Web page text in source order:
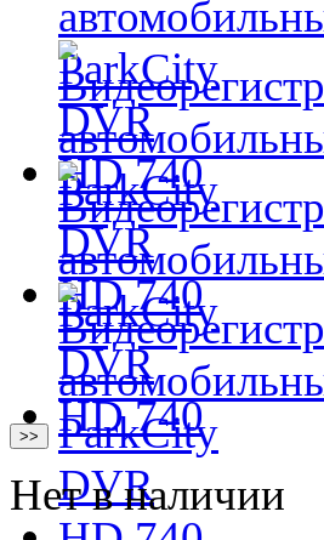
>>
Нет в наличии